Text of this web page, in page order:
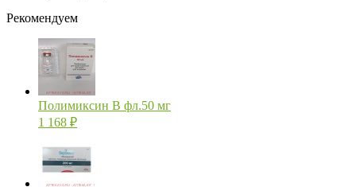
Рекомендуем
Полимиксин В фл.50 мг
1 168 ₽